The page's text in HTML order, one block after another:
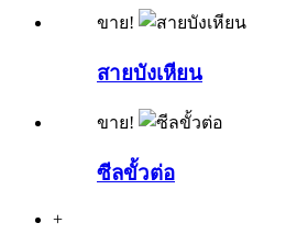
ขาย!
สายบังเหียน
ขาย!
ซีลขั้วต่อ
+